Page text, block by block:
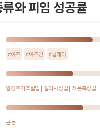
와 피임 성공률
#야즈 #야즈민 #클래라
월경주기조절법 | 질외사정법 | 체온측정법
콘돔